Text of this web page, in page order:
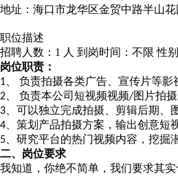
地址：海口市龙华区金贸中路半山花
职位描述
招聘人数：1 人 到岗时间：不限 性
岗位职责：
1、 负责拍摄各类广告、宣传片等影
2、 负责本公司短视频视频/图片拍
3 、可以独立完成拍摄、剪辑后期、
4 、策划产品拍摄方案，输出创意短
5 、研究平台的热门视频内容，挖掘
二、 岗位要求
我知道，你绝不简单，我们要求其